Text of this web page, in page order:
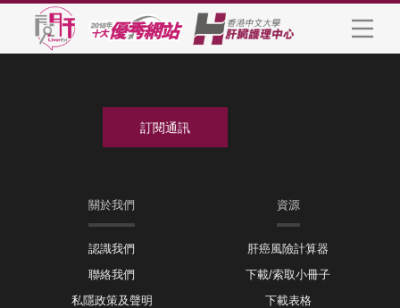
關於我們
認識我們
聯絡我們
私隱政策及聲明
資源
肝癌風險計算器
下載/索取小冊子
下載表格